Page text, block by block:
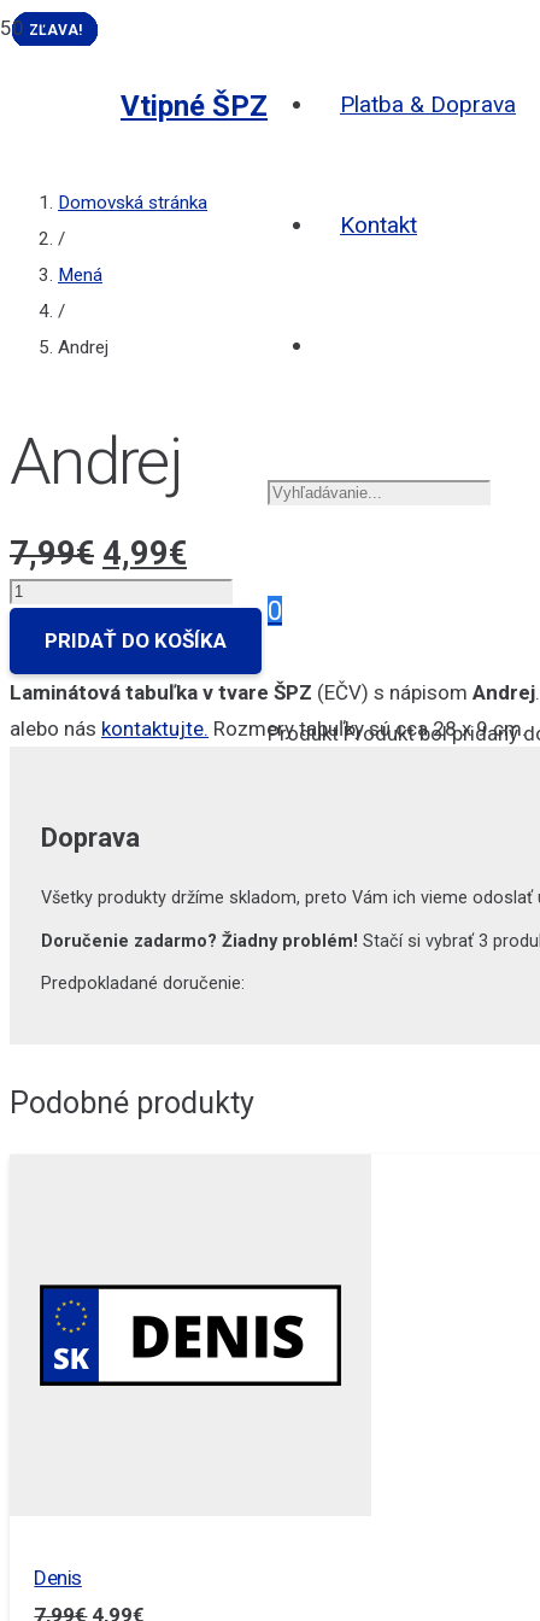
Vtipné ŠPZ Platba & Doprava
Kontakt
0
ProduktProduktbol pridaný
Domovská stránka
/
Mená
/
Andrej
Andrej
7,99€ Pôvodná
cena
bola:
7,99€.
4,99€
cena
je:
4,99€.
množstvo
PRIDAŤ DO KOŠÍKA
Laminátová tabuľka v tvare ŠPZ (EČV) s nápisom Andrej
alebo nás kontaktujte. Rozmery tabuľky sú cca 28 x 9 cm.
Doprava
Všetky produkty držíme skladom, preto Vám ich vieme
Doručenie zadarmo? Žiadny problém! Stačí si vybrať 3
Predpokladané doručenie:
Podobné produkty
ZĽAVA!
Denis
7,99€ Pôvodná
4,99€
ZĽAVA!
ZĽAVA!
ZĽAVA!
ZĽAVA!
ZĽAVA!
ZĽAVA!
ZĽAVA!
ZĽAVA!
ZĽAVA!